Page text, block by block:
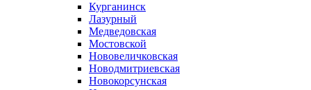
Курганинск
Лазурный
Медведовская
Мостовской
Нововеличковская
Новодмитриевская
Новокорсунская